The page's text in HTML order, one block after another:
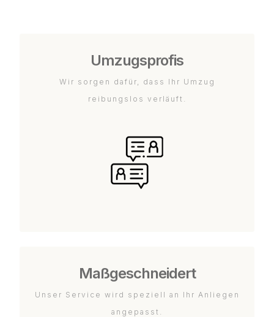
Umzugsprofis
Wir sorgen dafür, dass Ihr Umzug
reibungslos verläuft.
Maßgeschneidert
Unser Service wird speziell an Ihr Anliegen
angepasst.